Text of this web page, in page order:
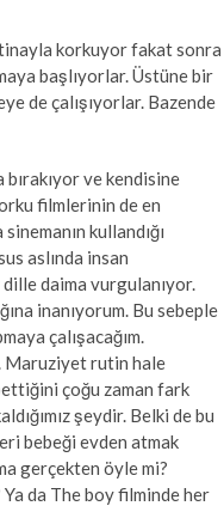
korkuyor fakat sonra
başlıyorlar. Üstüne bir
de çalışıyorlar. Bazende
ve kendisine
filmlerinin de en
kullandığı
aslında insan
daima vurgulanıyor.
inanıyorum. Bu sebeple
çalışacağım.
Maruziyet rutin hale
çoğu zaman fark
şeydir. Belki de bu
bebeği evden atmak
gerçekten öyle mi?
Ya da The boy filminde her